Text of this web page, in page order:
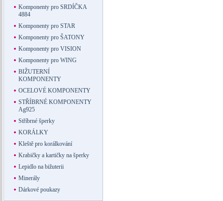
Komponenty pro SRDÍČKA
4884
Komponenty pro STAR
Komponenty pro ŠATONY
Komponenty pro VISION
Komponenty pro WING
BIŽUTERNÍ
KOMPONENTY
OCELOVÉ KOMPONENTY
STŘÍBRNÉ KOMPONENTY
Ag925
Stříbrné šperky
KORÁLKY
Kleště pro korálkování
Krabičky a kartičky na šperky
Lepidlo na bižuterii
Minerály
Dárkové poukazy